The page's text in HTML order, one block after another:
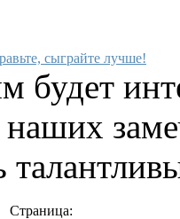
сыграйте лучше!
наших
Страница: